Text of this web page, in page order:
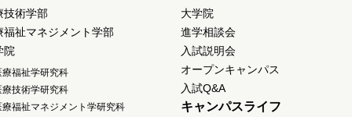
技術学部
福祉マネジメント学部
院
療福祉学研究科
療技術学研究科
療福祉マネジメント学研究科
大学院
進学相談会
入試説明会
オープンキャンパス
入試Q&A
キャンパスライフ